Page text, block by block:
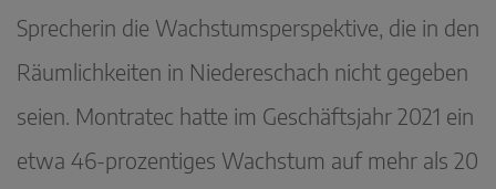
Sprecherin die Wachstumsperspektive, die in den
Räumlichkeiten in Niedereschach nicht gegeben
seien. Montratec hatte im Geschäftsjahr 2021 ein
etwa 46-prozentiges Wachstum auf mehr als 20